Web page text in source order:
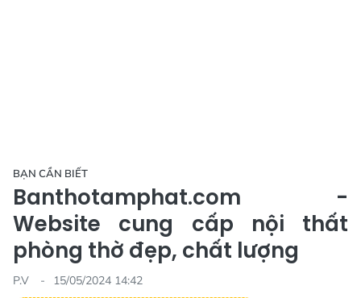
BẠN CẦN BIẾT
Banthotamphat.com -
Website cung cấp nội thất
phòng thờ đẹp, chất lượng
P.V
15/05/2024 14:42